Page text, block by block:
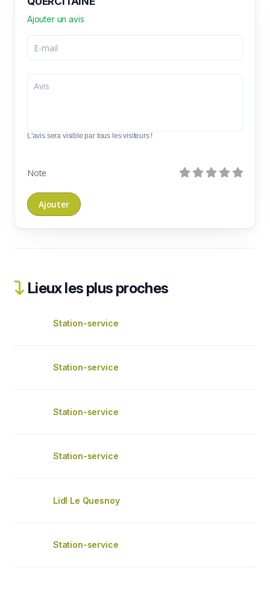
Ajouter un avis
L'avis sera visible par tous les visiteurs !
Note
Lieux les plus proches
Station-service
Station-service
Station-service
Station-service
Lidl Le Quesnoy
Station-service